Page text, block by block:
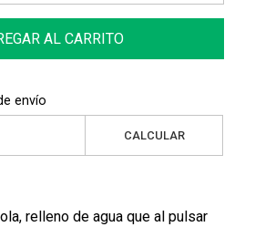
AL CARRITO
envío
CALCULAR
relleno de agua que al pulsar